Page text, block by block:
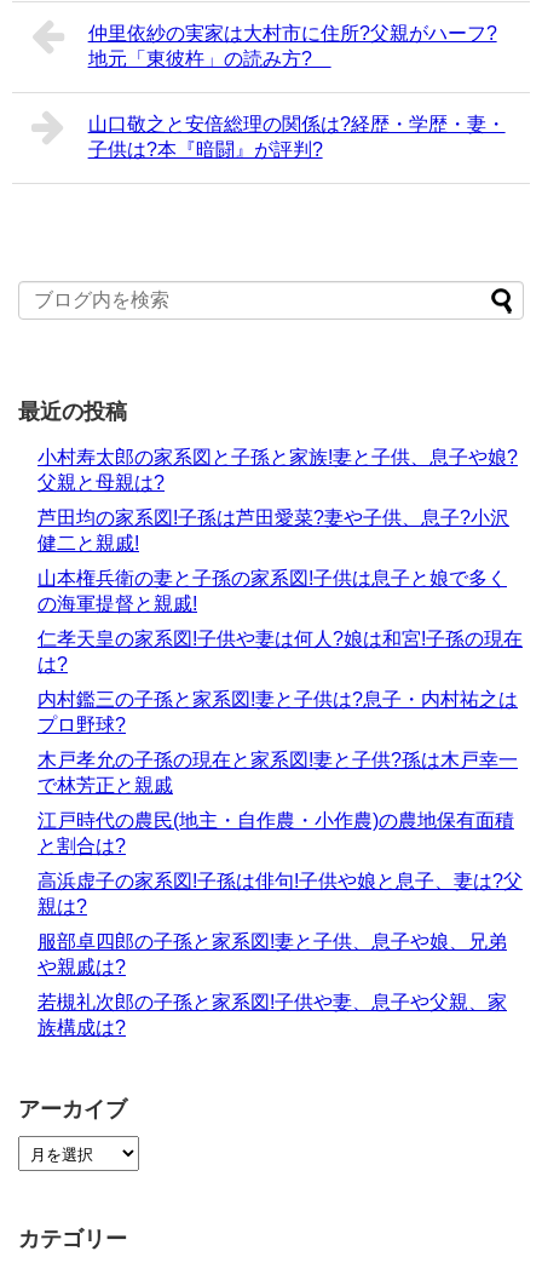
仲里依紗の実家は大村市に住所?父親がハーフ?
地元「東彼杵」の読み方?
山口敬之と安倍総理の関係は?経歴・学歴・妻・
子供は?本『暗闘』が評判?
最近の投稿
小村寿太郎の家系図と子孫と家族!妻と子供、息子や娘?
父親と母親は?
芦田均の家系図!子孫は芦田愛菜?妻や子供、息子?小沢
健二と親戚!
山本権兵衛の妻と子孫の家系図!子供は息子と娘で多く
の海軍提督と親戚!
仁孝天皇の家系図!子供や妻は何人?娘は和宮!子孫の現在
は?
内村鑑三の子孫と家系図!妻と子供は?息子・内村祐之は
プロ野球?
木戸孝允の子孫の現在と家系図!妻と子供?孫は木戸幸一
で林芳正と親戚
江戸時代の農民(地主・自作農・小作農)の農地保有面積
と割合は?
高浜虚子の家系図!子孫は俳句!子供や娘と息子、妻は?父
親は?
服部卓四郎の子孫と家系図!妻と子供、息子や娘、兄弟
や親戚は?
若槻礼次郎の子孫と家系図!子供や妻、息子や父親、家
族構成は?
アーカイブ
カテゴリー